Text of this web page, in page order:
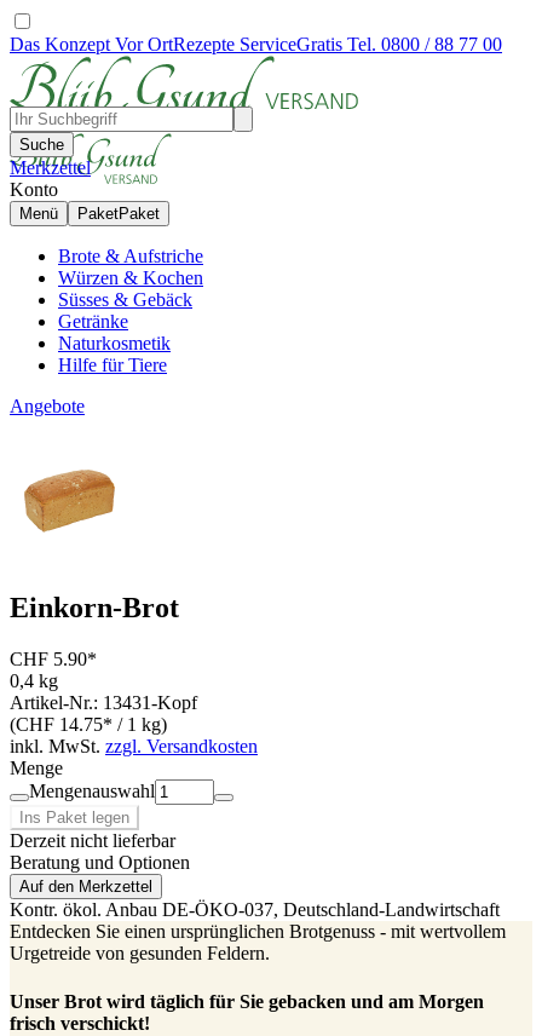
Das Konzept Vor OrtRezepte ServiceGratis Tel. 0800 / 88 77 00
Suche
Merkzettel
Konto
Menü PaketPaket
Brote & Aufstriche
Würzen & Kochen
Süsses & Gebäck
Getränke
Naturkosmetik
Hilfe für Tiere
Angebote
Einkorn-Brot
CHF 5.90*
0,4 kg
Artikel-Nr.: 13431-Kopf
(CHF 14.75* / 1 kg)
inkl. MwSt. zzgl. Versandkosten
Menge
Mengenauswahl
Ins Paket legen
Derzeit nicht lieferbar
Beratung und Optionen
Auf den Merkzettel
Kontr. ökol. Anbau DE-ÖKO-037, Deutschland-Landwirtschaft
Entdecken Sie einen ursprünglichen Brotgenuss - mit wertvollem
Urgetreide von gesunden Feldern.
Unser Brot wird täglich für Sie gebacken und am Morgen
frisch verschickt!